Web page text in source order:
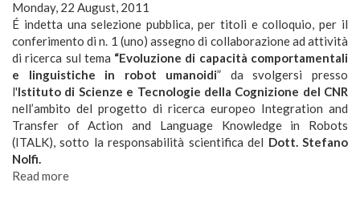
directed
e
loro
basi
neurali
Monday, 22 August, 2011
É indetta una selezione pubblica, per titoli e colloquio, per il
conferimento di n. 1 (uno) assegno di collaborazione ad attività
di ricerca sul tema “Evoluzione di capacità comportamentali
e linguistiche in robot umanoidi” da svolgersi presso
l'Istituto di Scienze e Tecnologie della Cognizione del CNR
nell’ambito del progetto di ricerca europeo Integration and
Transfer of Action and Language Knowledge in Robots
(ITALK), sotto la responsabilità scientifica del Dott. Stefano
Nolfi.
Read more